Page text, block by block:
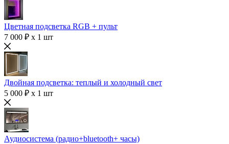
Цветная подсветка RGB + пульт
7 000 ₽ x 1 шт
Двойная подсветка: теплый и холодный свет
5 000 ₽ x 1 шт
Аудиосистема (радио+bluetooth+ часы)